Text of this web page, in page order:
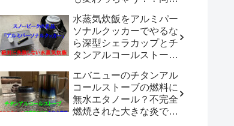
違いを感じないコーヒー
を淹れる方法は？
水蒸気炊飯をアルミパー
ソナルクッカーでやるな
ら深型シェラカップとチ
タンアルコールストーブ
ンパクトにまとめられて
汎用性無限大！！
エバニューのチタンアル
コールストーブの燃料に
無水エタノール？不完全
燃焼された大きな炎でチ